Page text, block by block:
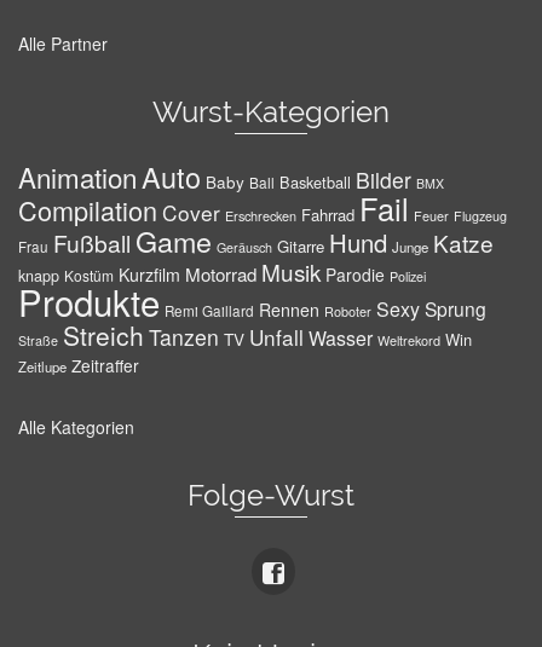
Alle Partner
Wurst-Kategorien
AnimationAuto Baby Ball Basketball Bilder BMX
Compilation Cover Erschrecken Fahrrad Fail Feuer Flugzeug
Frau Fußball Game Geräusch Gitarre Hund Junge Katze
knapp Kostüm Kurzfilm Motorrad Musik Parodie Polizei
Produkte Remi Gaillard Rennen Roboter SexySprung
Straße Streich Tanzen TV Unfall Wasser Weltrekord Win
Zeitlupe Zeitraffer
Alle Kategorien
Folge-Wurst